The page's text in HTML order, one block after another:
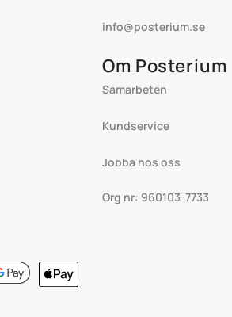
info@posterium.se
Om Posterium
Samarbeten
Kundservice
Jobba hos oss
Org nr: 960103-7733